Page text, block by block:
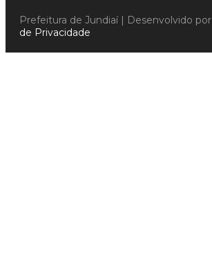
Prefeitura de Jundiaí | Desenvolvido por
de Privacidade